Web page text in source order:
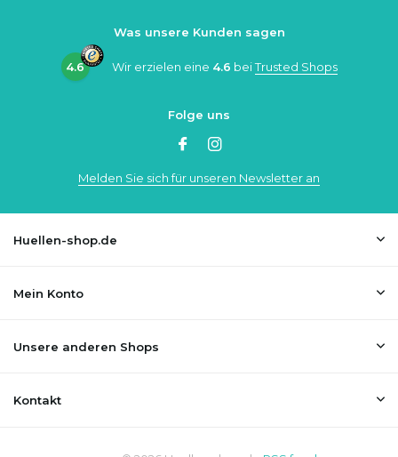
Was unsere Kunden sagen
4.6 Wir erzielen eine 4.6 beiTrusted Shops
Folge uns
Melden Sie sich für unseren Newsletter an
Huellen-shop.de
Mein Konto
Unsere anderen Shops
Kontakt